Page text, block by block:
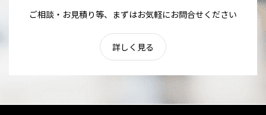
ご相談・お見積り等、まずはお気軽にお問合せください
詳しく見る